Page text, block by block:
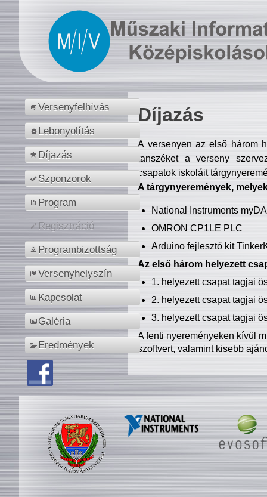
Versenyfelhívás
Lebonyolítás
Díjazás
Szponzorok
Program
Regisztráció
Programbizottság
Versenyhelyszín
Kapcsolat
Galéria
Eredmények
Díjazás
A versenyen az első három
tanszéket a verseny
csapatok iskoláit
A tárgynyeremények,
National Instruments
OMRON CP1LE PLC
Arduino fejlesztő kit
Az első három helyezett
1. helyezett csapat tagjai
2. helyezett csapat tagjai
3. helyezett csapat tagjai
A fenti nyereményeken kívül
szoftvert, valamint kisebb